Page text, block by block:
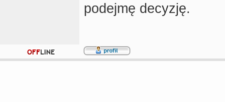
podejmę decyzję.